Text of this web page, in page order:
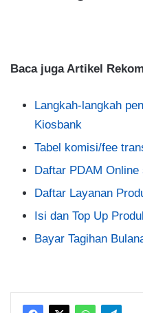
Baca juga Artikel
Langkah-langkah
Kiosbank
Tabel komisi/fee
Daftar PDAM
Daftar Layanan
Isi dan Top Up
Bayar Tagihan